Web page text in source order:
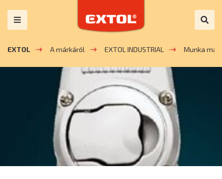
EXTOL A márkáról EXTOL INDUSTRIAL Munka